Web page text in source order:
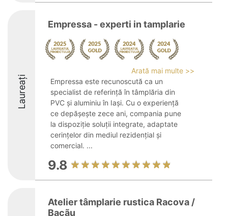
Laureați
Empressa - experti in tamplarie
Arată mai multe >>
Empressa este recunoscută ca un
specialist de referință în tâmplăria din
PVC și aluminiu în Iași. Cu o experiență
ce depășește zece ani, compania pune
la dispoziție soluții integrate, adaptate
cerințelor din mediul rezidențial și
comercial. ...
9.8
Atelier tâmplarie rustica Racova /
Bacãu